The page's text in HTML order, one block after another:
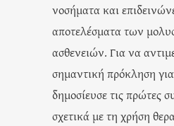
νοσήματα και
αποτελέσματα των
ασθενειών. Για να
σημαντική πρόκληση
δημοσίευσε τις πρώτες
σχετικά με τη χρήση